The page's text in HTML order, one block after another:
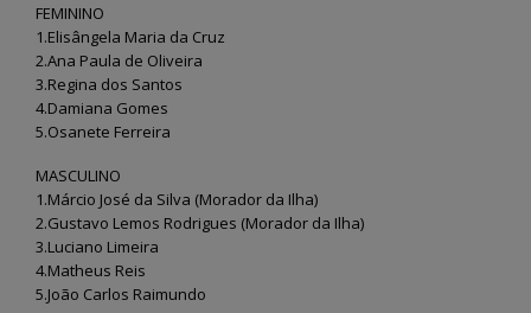
FEMININO
1.Elisângela Maria da Cruz
2.Ana Paula de Oliveira
3.Regina dos Santos
4.Damiana Gomes
5.Osanete Ferreira
MASCULINO
1.Márcio José da Silva (Morador da Ilha)
2.Gustavo Lemos Rodrigues (Morador da Ilha)
3.Luciano Limeira
4.Matheus Reis
5.João Carlos Raimundo